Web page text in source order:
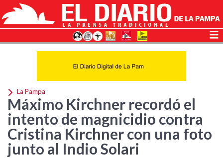
La Pampa
Máximo Kirchner recordó el
intento de magnicidio contra
Cristina Kirchner con una foto
junto al Indio Solari